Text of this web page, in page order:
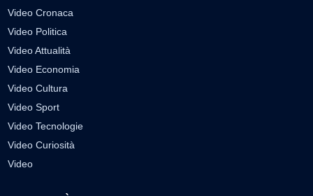
Video Cronaca
Video Politica
Video Attualità
Video Economia
Video Cultura
Video Sport
Video Tecnologie
Video Curiosità
Video